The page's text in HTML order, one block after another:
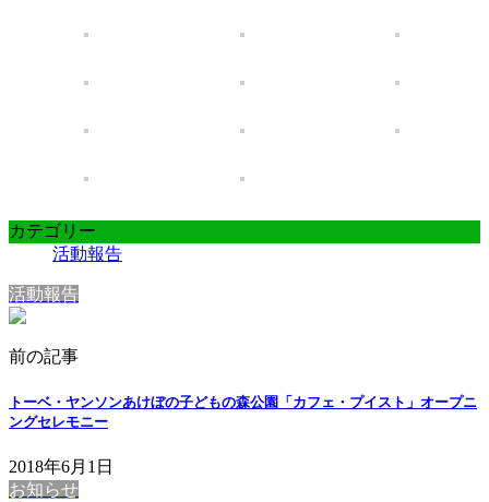
カテゴリー
活動報告
活動報告
前の記事
トーベ・ヤンソンあけぼの子どもの森公園「カフェ・プイスト」オープニ
ングセレモニー
2018年6月1日
お知らせ